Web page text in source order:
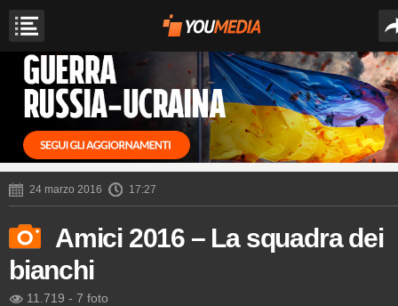
24 marzo 2016 17:27
Amici 2016 – La squadra dei
bianchi
11.719 - 7 foto